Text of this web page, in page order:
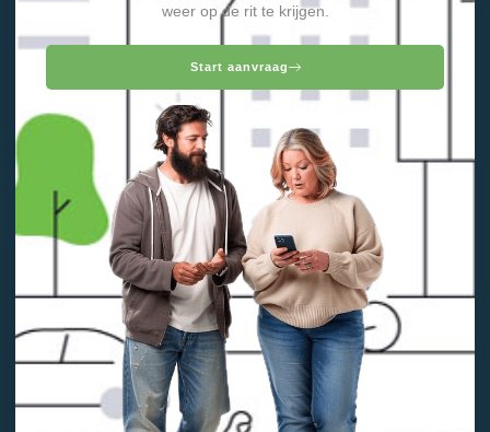
weer op de rit te krijgen.
Start aanvraag